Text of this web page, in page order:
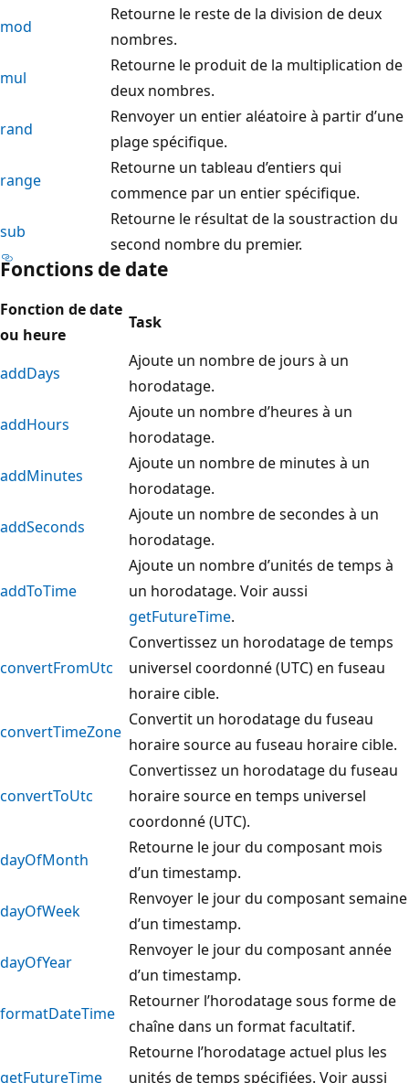
mod
Retourne le reste de la division de deux
nombres.
mul
Retourne le produit de la multiplication de
deux nombres.
rand
Renvoyer un entier aléatoire à partir d’une
plage spécifique.
range
Retourne un tableau d’entiers qui
commence par un entier spécifique.
sub
Retourne le résultat de la soustraction du
second nombre du premier.
Fonctions de date
Fonction de date
ou heure
Task
addDays
Ajoute un nombre de jours à un
horodatage.
addHours
Ajoute un nombre d’heures à un
horodatage.
addMinutes
Ajoute un nombre de minutes à un
horodatage.
addSeconds
Ajoute un nombre de secondes à un
horodatage.
addToTime
Ajoute un nombre d’unités de temps à
un horodatage. Voir aussi
getFutureTime.
convertFromUtc
Convertissez un horodatage de temps
universel coordonné (UTC) en fuseau
horaire cible.
convertTimeZone
Convertit un horodatage du fuseau
horaire source au fuseau horaire cible.
convertToUtc
Convertissez un horodatage du fuseau
horaire source en temps universel
coordonné (UTC).
dayOfMonth
Retourne le jour du composant mois
d’un timestamp.
dayOfWeek
Renvoyer le jour du composant semaine
d’un timestamp.
dayOfYear
Renvoyer le jour du composant année
d’un timestamp.
formatDateTime
Retourner l’horodatage sous forme de
chaîne dans un format facultatif.
getFutureTime
Retourne l’horodatage actuel plus les
unités de temps spécifiées. Voir aussi